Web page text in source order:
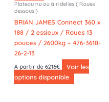
Plateau nu ou à ridelles ( Roues
dessous )
BRIAN JAMES Connect 360 x
188 / 2 essieux / Roues 13
pouces / 2600kg – 476-3618-
26-2-13
A partir de 6216€
Voir les
options disponible